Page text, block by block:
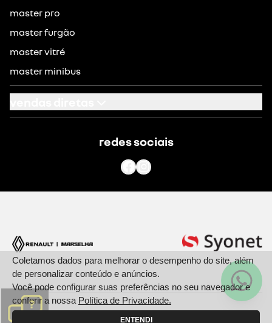
master pro
master furgão
master vitré
master minibus
redes sociais
Coletamos dados para melhorar o desempenho do site, além
de personalizar conteúdo e anúncios.
Você pode configurar suas preferências no seu navegador e
conferir a nossa Política de Privacidade.
ENTENDI